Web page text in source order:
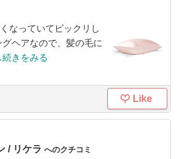
なっていてビックリし
ヘアなので、髪の毛に
きをみる
Like
/ リケラ へのクチコミ